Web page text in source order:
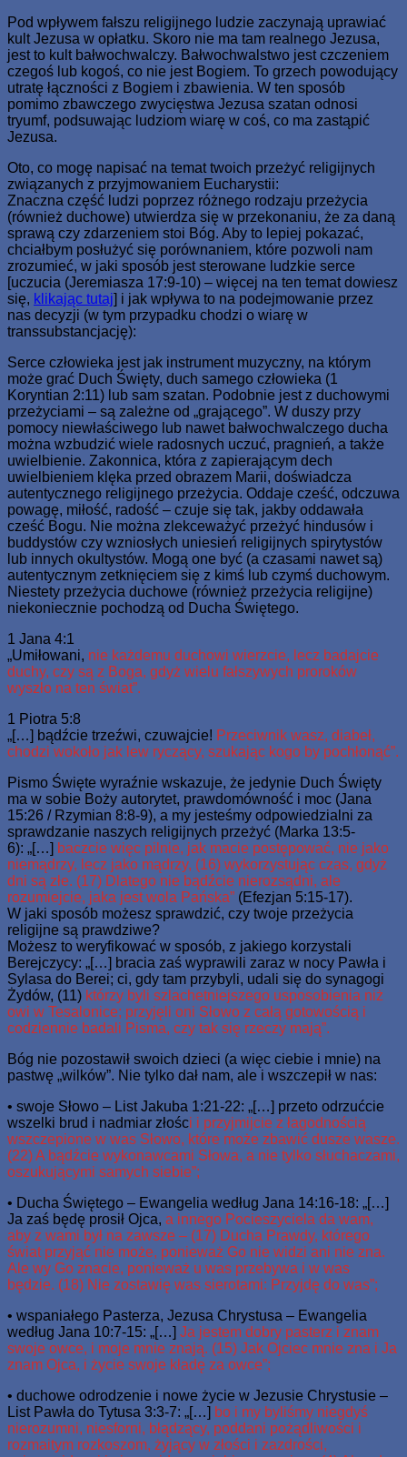
Pod wpływem fałszu religijnego ludzie zaczynają uprawiać
kult Jezusa w opłatku. Skoro nie ma tam realnego Jezusa,
jest to kult bałwochwalczy. Bałwochwalstwo jest czczeniem
czegoś lub kogoś, co nie jest Bogiem. To grzech powodujący
utratę łączności z Bogiem i zbawienia. W ten sposób
pomimo zbawczego zwycięstwa Jezusa szatan odnosi
tryumf, podsuwając ludziom wiarę w coś, co ma zastąpić
Jezusa.
Oto, co mogę napisać na temat twoich przeżyć religijnych
związanych z przyjmowaniem Eucharystii:
Znaczna część ludzi poprzez różnego rodzaju przeżycia
(również duchowe) utwierdza się w przekonaniu, że za daną
sprawą czy zdarzeniem stoi Bóg. Aby to lepiej pokazać,
chciałbym posłużyć się porównaniem, które pozwoli nam
zrozumieć, w jaki sposób jest sterowane ludzkie serce
[uczucia (Jeremiasza 17:9-10) – więcej na ten temat dowiesz
się, klikając tutaj] i jak wpływa to na podejmowanie przez
nas decyzji (w tym przypadku chodzi o wiarę w
transsubstancjację):
Serce człowieka jest jak instrument muzyczny, na którym
może grać Duch Święty, duch samego człowieka (1
Koryntian 2:11) lub sam szatan. Podobnie jest z duchowymi
przeżyciami – są zależne od „grającego”. W duszy przy
pomocy niewłaściwego lub nawet bałwochwalczego ducha
można wzbudzić wiele radosnych uczuć, pragnień, a także
uwielbienie. Zakonnica, która z zapierającym dech
uwielbieniem klęka przed obrazem Marii, doświadcza
autentycznego religijnego przeżycia. Oddaje cześć, odczuwa
powagę, miłość, radość – czuje się tak, jakby oddawała
cześć Bogu. Nie można zlekceważyć przeżyć hindusów i
buddystów czy wzniosłych uniesień religijnych spirytystów
lub innych okultystów. Mogą one być (a czasami nawet są)
autentycznym zetknięciem się z kimś lub czymś duchowym.
Niestety przeżycia duchowe (również przeżycia religijne)
niekoniecznie pochodzą od Ducha Świętego.
1 Jana 4:1
„Umiłowani, nie każdemu duchowi wierzcie, lecz badajcie
duchy, czy są z Boga, gdyż wielu fałszywych proroków
wyszło na ten świat”.
1 Piotra 5:8
„[…] bądźcie trzeźwi, czuwajcie! Przeciwnik wasz, diabeł,
chodzi wokoło jak lew ryczący, szukając kogo by pochłonąć”.
Pismo Święte wyraźnie wskazuje, że jedynie Duch Święty
ma w sobie Boży autorytet, prawdomówność i moc (Jana
15:26 / Rzymian 8:8-9), a my jesteśmy odpowiedzialni za
sprawdzanie naszych religijnych przeżyć (Marka 13:5-
6): „[…] baczcie więc pilnie, jak macie postępować, nie jako
niemądrzy, lecz jako mądrzy, (16) wykorzystując czas, gdyż
dni są złe. (17) Dlatego nie bądźcie nierozsądni, ale
rozumiejcie, jaka jest wola Pańska” (Efezjan 5:15-17).
W jaki sposób możesz sprawdzić, czy twoje przeżycia
religijne są prawdziwe?
Możesz to weryfikować w sposób, z jakiego korzystali
Berejczycy: „[…] bracia zaś wyprawili zaraz w nocy Pawła i
Sylasa do Berei; ci, gdy tam przybyli, udali się do synagogi
Żydów, (11) którzy byli szlachetniejszego usposobienia niż
owi w Tesalonice; przyjęli oni Słowo z całą gotowością i
codziennie badali Pisma, czy tak się rzeczy mają”.
Bóg nie pozostawił swoich dzieci (a więc ciebie i mnie) na
pastwę „wilków”. Nie tylko dał nam, ale i wszczepił w nas:
• swoje Słowo – List Jakuba 1:21-22: „[…] przeto odrzućcie
wszelki brud i nadmiar złości i przyjmijcie z łagodnością
wszczepione w was Słowo, które może zbawić dusze wasze.
(22) A bądźcie wykonawcami Słowa, a nie tylko słuchaczami,
oszukującymi samych siebie”;
• Ducha Świętego – Ewangelia według Jana 14:16-18: „[…]
Ja zaś będę prosił Ojca, a innego Pocieszyciela da wam,
aby z wami był na zawsze – (17) Ducha Prawdy, którego
świat przyjąć nie może, ponieważ Go nie widzi ani nie zna.
Ale wy Go znacie, ponieważ u was przebywa i w was
będzie. (18) Nie zostawię was sierotami: Przyjdę do was”;
• wspaniałego Pasterza, Jezusa Chrystusa – Ewangelia
według Jana 10:7-15: „[…] Ja jestem dobry pasterz i znam
swoje owce, i moje mnie znają. (15) Jak Ojciec mnie zna i Ja
znam Ojca, i życie swoje kładę za owce”;
• duchowe odrodzenie i nowe życie w Jezusie Chrystusie –
List Pawła do Tytusa 3:3-7: „[…] bo i my byliśmy niegdyś
nierozumni, niesforni, błądzący, poddani pożądliwości i
rozmaitym rozkoszom, żyjący w złości i zazdrości,